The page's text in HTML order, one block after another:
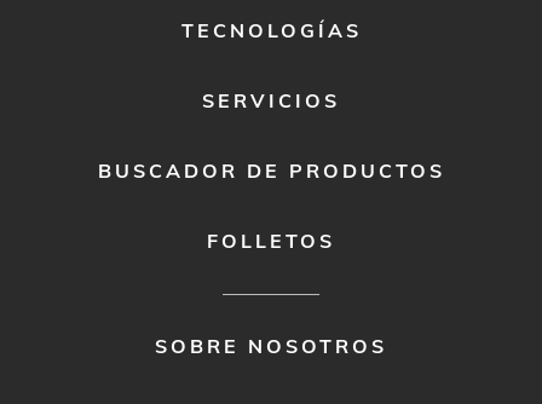
TECNOLOGÍAS
SERVICIOS
BUSCADOR DE PRODUCTOS
FOLLETOS
SOBRE NOSOTROS